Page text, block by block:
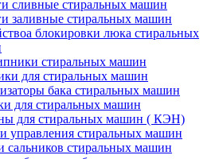
сливные стиральных машин
заливные стиральных машин
блокировки люка стиральных
стиральных машин
для стиральных машин
бака стиральных машин
для стиральных машин
для стиральных машин ( КЭН)
управления стиральных машин
сальников стиральных машин